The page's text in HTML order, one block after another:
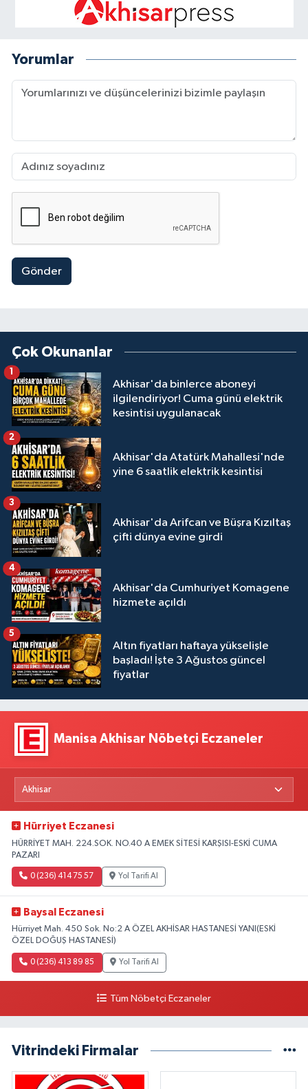
Yorumlar
Gönder
Çok Okunanlar
Akhisar'da binlerce aboneyi
ilgilendiriyor! Cuma günü elektrik
kesintisi uygulanacak
1
Akhisar'da Atatürk Mahallesi'nde
yine 6 saatlik elektrik kesintisi
2
Akhisar'da Arifcan ve Büşra Kızıltaş
çifti dünya evine girdi
3
Akhisar'da Cumhuriyet Komagene
hizmete açıldı
4
Altın fiyatları haftaya yükselişle
başladı! İşte 3 Ağustos güncel
fiyatlar
5
Manisa Akhisar Nöbetçi Eczaneler
Hürriyet Eczanesi
HÜRRİYET MAH. 224.SOK. NO.40 A EMEK SİTESİ KARŞISI-ESKİ CUMA
PAZARI
0 (236) 414 75 57 Yol Tarifi Al
Baysal Eczanesi
Hürriyet Mah. 450 Sok. No:2 A ÖZEL AKHİSAR HASTANESİ YANI(ESKİ
ÖZEL DOĞUŞ HASTANESİ)
0 (236) 413 89 85 Yol Tarifi Al
Tüm Nöbetçi Eczaneler
Vitrindeki Firmalar